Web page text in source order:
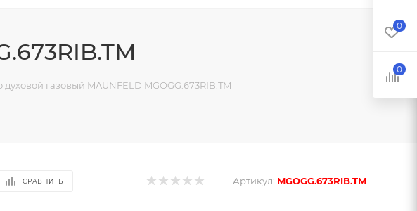
газовый MAUNFELD MGOGG.673RIB.TM
СРАВНИТЬ Артикул: MGOGG.673RIB.TM
0
0